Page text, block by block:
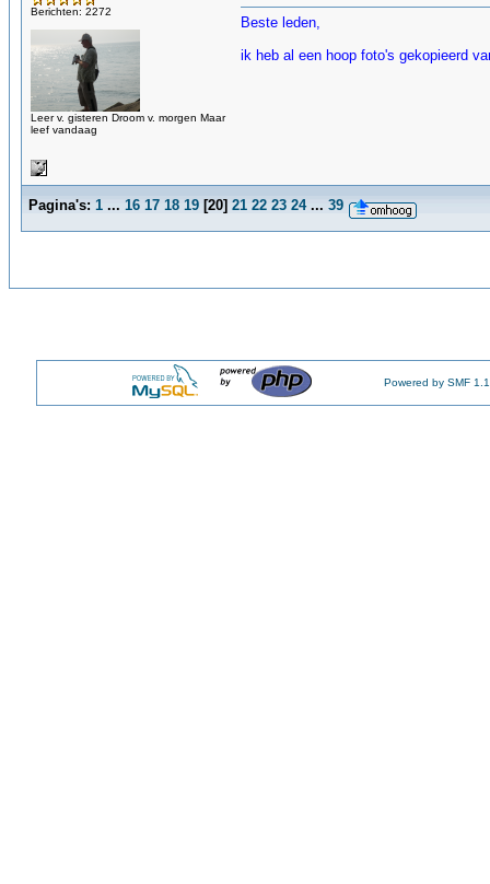
Berichten: 2272
Leer v. gisteren Droom v. morgen Maar
leef vandaag
Beste leden,
ik heb al een hoop foto's gekopieerd
Pagina's: 1 ... 16 17 18 19 [20] 21 22 23 24 ... 39
Powered by SMF